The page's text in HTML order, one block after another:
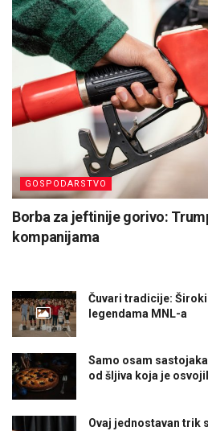
GOSPODARSTVO
Borba za jeftinije gorivo:
kompanijama
Čuvari tradicije:
legendama MNL-a
Samo osam
od šljiva koja je
Ovaj jednostavan trik